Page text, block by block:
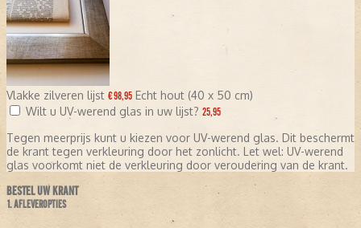
Vlakke zilveren lijst € 98,95 Echt hout (40 x 50 cm)
Wilt u UV-werend glas in uw lijst? 25,95
Tegen meerprijs kunt u kiezen voor UV-werend glas. Dit beschermt
de krant tegen verkleuring door het zonlicht. Let wel: UV-werend
glas voorkomt niet de verkleuring door veroudering van de krant.
BESTEL UW KRANT
1. AFLEVEROPTIES